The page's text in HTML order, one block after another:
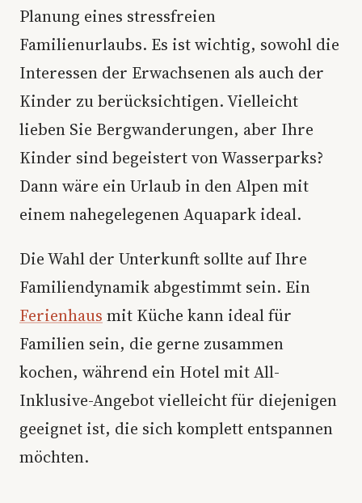
Planung eines stressfreien
Familienurlaubs. Es ist wichtig, sowohl die
Interessen der Erwachsenen als auch der
Kinder zu berücksichtigen. Vielleicht
lieben Sie Bergwanderungen, aber Ihre
Kinder sind begeistert von Wasserparks?
Dann wäre ein Urlaub in den Alpen mit
einem nahegelegenen Aquapark ideal.
Die Wahl der Unterkunft sollte auf Ihre
Familiendynamik abgestimmt sein. Ein
Ferienhaus mit Küche kann ideal für
Familien sein, die gerne zusammen
kochen, während ein Hotel mit All-
Inklusive-Angebot vielleicht für diejenigen
geeignet ist, die sich komplett entspannen
möchten.